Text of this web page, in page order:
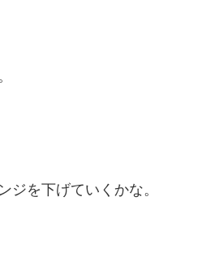
ジを下げていくかな。